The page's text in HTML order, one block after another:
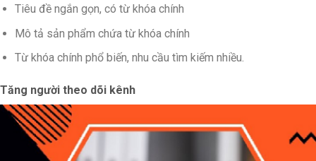
Tiêu đề ngắn gọn, có từ khóa chính
Mô tả sản phẩm chứa từ khóa chính
Từ khóa chính phổ biến, nhu cầu tìm kiếm nhiều.
Tăng người theo dõi kênh